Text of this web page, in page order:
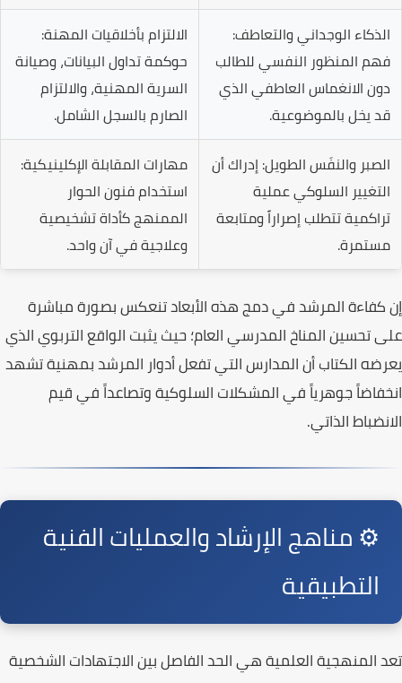
الذكاء الوجداني والتعاطف:
فهم المنظور النفسي للطالب
دون الانغماس العاطفي الذي
قد يخل بالموضوعية.
الالتزام بأخلاقيات المهنة:
حوكمة تداول البيانات، وصيانة
السرية المهنية، والالتزام
الصارم بالسجل الشامل.
الصبر والنفَس الطويل:إدراك أن
التغيير السلوكي عملية
تراكمية تتطلب إصراراً ومتابعة
مستمرة.
مهارات المقابلة الإكلينيكية:
استخدام فنون الحوار
الممنهج كأداة تشخيصية
وعلاجية في آن واحد.
إن كفاءة المرشد في دمج هذه الأبعاد تنعكس بصورة مباشرة
على تحسين المناخ المدرسي العام؛ حيث يثبت الواقع التربوي الذي
يعرضهالكتابأن المدارس التي تفعل أدوار المرشد بمهنية تشهد
انخفاضاً جوهرياً في المشكلات السلوكية وتصاعداً في قيم
الانضباط الذاتي.
⚙️ مناهج الإرشاد والعمليات الفنية
التطبيقية
تعد المنهجية العلمية هي الحد الفاصل بين الاجتهادات الشخصية